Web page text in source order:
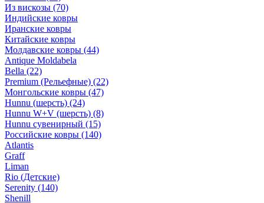
Из вискозы (70)
Индийские ковры
Иранские ковры
Китайские ковры
Молдавские ковры (44)
Antique Moldabela
Bella (22)
Premium (Рельефные) (22)
Монгольские ковры (47)
Hunnu (шерсть) (24)
Hunnu W+V (шерсть) (8)
Hunnu сувенирный (15)
Российские ковры (140)
Atlantis
Graff
Liman
Rio (Детские)
Serenity (140)
Shenill